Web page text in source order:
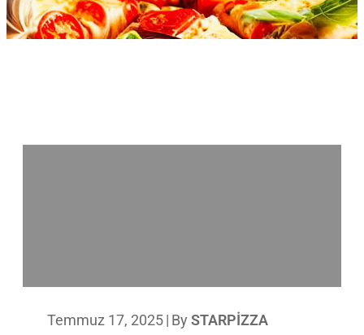
Temmuz 17, 2025| By STARPIZZA